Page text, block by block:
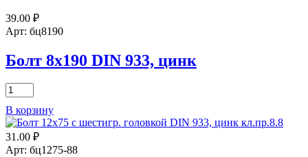
39.00 ₽
Арт: бц8190
Болт 8х190 DIN 933, цинк
Количество
товара
Болт
8х190
DIN
933,
В корзину
31.00 ₽
Арт: бц1275-88